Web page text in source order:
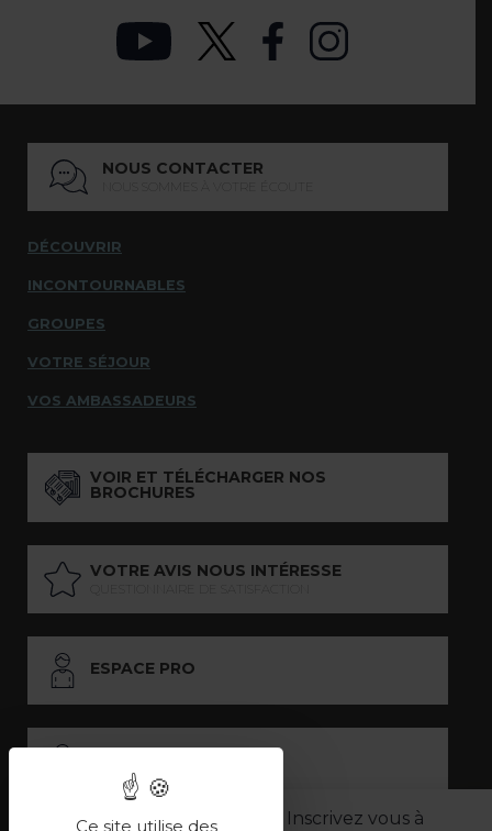
Inscrivez vous à
NOUS CONTACTER
DÉCOUVRIR
INCONTOURNABLES
GROUPES
VOTRE SÉJOUR
VOS AMBASSADEURS
VOIR ET TÉLÉCHARGER NOS
BROCHURES
VOTRE AVIS NOUS INTÉRESSE
ESPACE PRO
Ce site utilise des